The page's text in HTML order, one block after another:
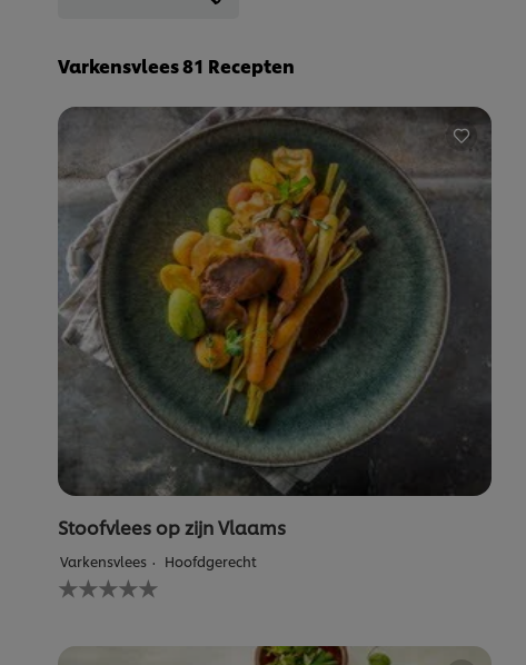
Varkensvlees81 Recepten
Stoofvlees op zijn Vlaams
Varkensvlees Hoofdgerecht
Geen
beoordelingen
deze